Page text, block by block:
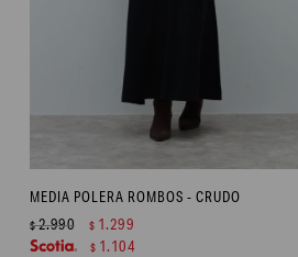
MEDIA POLERA ROMBOS - CRUDO
$2.990 $ 1.299
$ 1.104